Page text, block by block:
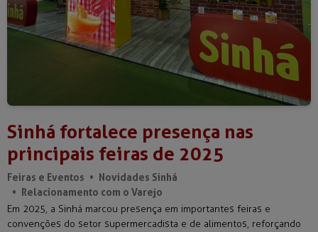
Sinhá fortalece presença nas
principais feiras de 2025
Feiras e Eventos
Novidades Sinhá
Relacionamento com o Varejo
Em 2025, a Sinhá marcou presença em importantes feiras e
convenções do setor supermercadista e de alimentos, reforçando